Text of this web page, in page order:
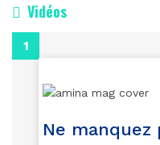
Vidéos
Ne manquez